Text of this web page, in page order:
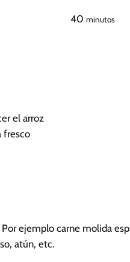
40m
minutos
el arroz
fresco
Por ejemplo carne molida
atún, etc.